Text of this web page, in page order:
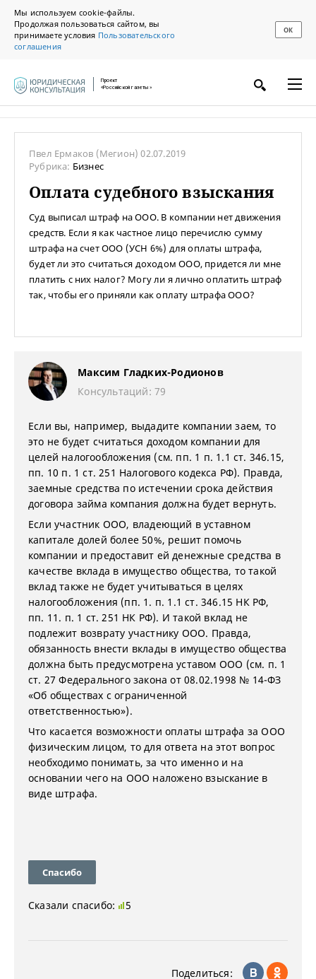
Мы используем cookie-файлы.
Продолжая пользоваться сайтом, вы
принимаете условия Пользовательского
соглашения
ОК
Проект
«Российской газеты»
Пвел Ермаков (Мегион)02.07.2019
Рубрика: Бизнес
Оплата судебного взыскания
Суд выписал штраф на ООО. В компании нет движения
средств. Если я как частное лицо перечислю сумму
штрафа на счет ООО (УСН 6%) для оплаты штрафа,
будет ли это считаться доходом ООО, придется ли мне
платить с них налог? Могу ли я лично оплатить штраф
так, чтобы его приняли как оплату штрафа ООО?
Максим Гладких-Родионов
Консультаций: 79
Если вы, например, выдадите компании заем, то
это не будет считаться доходом компании для
целей налогообложения (см. пп. 1 п. 1.1 ст. 346.15,
пп. 10 п. 1 ст. 251 Налогового кодекса РФ). Правда,
заемные средства по истечении срока действия
договора займа компания должна будет вернуть.
Если участник ООО, владеющий в уставном
капитале долей более 50%, решит помочь
компании и предоставит ей денежные средства в
качестве вклада в имущество общества, то такой
вклад также не будет учитываться в целях
налогообложения (пп. 1. п. 1.1 ст. 346.15 НК РФ,
пп. 11. п. 1 ст. 251 НК РФ). И такой вклад не
подлежит возврату участнику ООО. Правда,
обязанность внести вклады в имущество общества
должна быть предусмотрена уставом ООО (см. п. 1
ст. 27 Федерального закона от 08.02.1998 № 14-ФЗ
«Об обществах с ограниченной
ответственностью»).
Что касается возможности оплаты штрафа за ООО
физическим лицом, то для ответа на этот вопрос
необходимо понимать, за что именно и на
основании чего на ООО наложено взыскание в
виде штрафа.
Спасибо
Сказали спасибо: 5
Поделиться: